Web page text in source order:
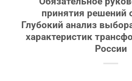
принятия решений
Глубокий анализ
характеристик
России